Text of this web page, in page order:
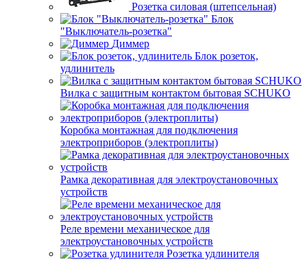
Розетка силовая (штепсельная)
Блок
"Выключатель-розетка"
Диммер
Блок розеток,
удлинитель
Вилка с защитным контактом бытовая SCHUKO
Коробка монтажная для подключения
электроприборов (электроплиты)
Рамка декоративная для электроустановочных
устройств
Реле времени механическое для
электроустановочных устройств
Розетка удлинителя